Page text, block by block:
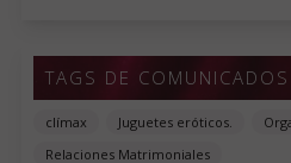
TAGS DE
clímax Juguetes eróticos.
Relaciones Matrimoniales